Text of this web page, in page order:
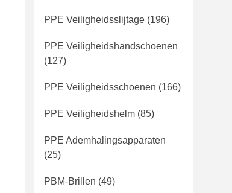
PPE Veiligheidsslijtage (196)
PPE Veiligheidshandschoenen
(127)
PPE Veiligheidsschoenen (166)
PPE Veiligheidshelm (85)
PPE Ademhalingsapparaten
(25)
PBM-Brillen (49)